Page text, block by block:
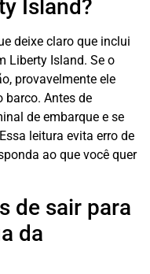
Island?
deixe claro que inclui
Liberty Island. Se o
provavelmente ele
barco. Antes de
de embarque e se
leitura evita erro de
ao que você quer
de sair para
da